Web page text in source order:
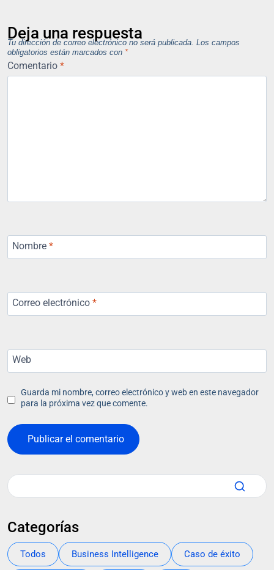
Deja una respuesta
Tu dirección de correo electrónico no será publicada. Los campos
obligatorios están marcados con *
Comentario *
Nombre *
Correo electrónico *
Web
Guarda mi nombre, correo electrónico y web en este navegador
para la próxima vez que comente.
Categorías
Todos Business Intelligence Caso de éxito